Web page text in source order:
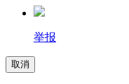
举报
取消